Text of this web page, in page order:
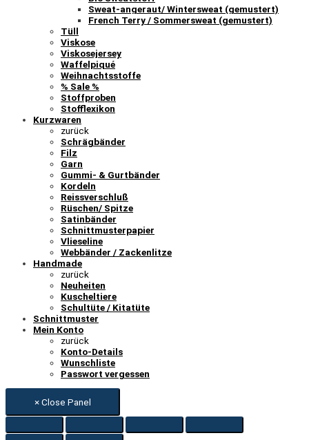
Sweat-angeraut/ Wintersweat (gemustert)
French Terry / Sommersweat (gemustert)
Tüll
Viskose
Viskosejersey
Waffelpiqué
Weihnachtsstoffe
% Sale %
Stoffproben
Stofflexikon
Kurzwaren
zurück
Schrägbänder
Filz
Garn
Gummi- & Gurtbänder
Kordeln
Reissverschluß
Rüschen/ Spitze
Satinbänder
Schnittmusterpapier
Vlieseline
Webbänder / Zackenlitze
Handmade
zurück
Neuheiten
Kuscheltiere
Schultüte / Kitatüte
Schnittmuster
Mein Konto
zurück
Konto-Details
Wunschliste
Passwort vergessen
× Close Panel